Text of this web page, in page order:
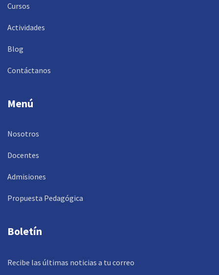
Cursos
Actividades
Blog
Contáctanos
Menú
Nosotros
Docentes
Admisiones
Propuesta Pedagógica
Boletín
Recibe las últimas noticias a tu correo